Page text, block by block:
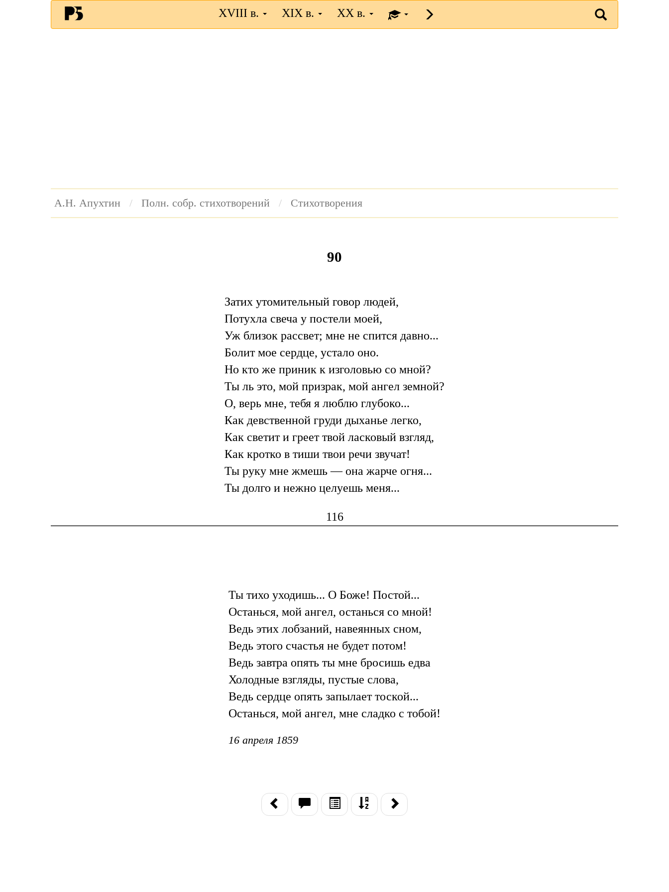
XVIII в. XIX в. XX в.
А.Н. Апухтин Полн. собр. стихотворений Стихотворения
90
Затих утомительный говор людей,
Потухла свеча у постели моей,
Уж близок рассвет; мне не спится давно...
Болит мое сердце, устало оно.
Но кто же приник к изголовью со мной?
Ты ль это, мой призрак, мой ангел земной?
О, верь мне, тебя я люблю глубоко...
Как девственной груди дыханье легко,
Как светит и греет твой ласковый взгляд,
Как кротко в тиши твои речи звучат!
Ты руку мне жмешь — она жарче огня...
Ты долго и нежно целуешь меня...
116
Ты тихо уходишь... О Боже! Постой...
Останься, мой ангел, останься со мной!
Ведь этих лобзаний, навеянных сном,
Ведь этого счастья не будет потом!
Ведь завтра опять ты мне бросишь едва
Холодные взгляды, пустые слова,
Ведь сердце опять запылает тоской...
Останься, мой ангел, мне сладко с тобой!
16 апреля 1859